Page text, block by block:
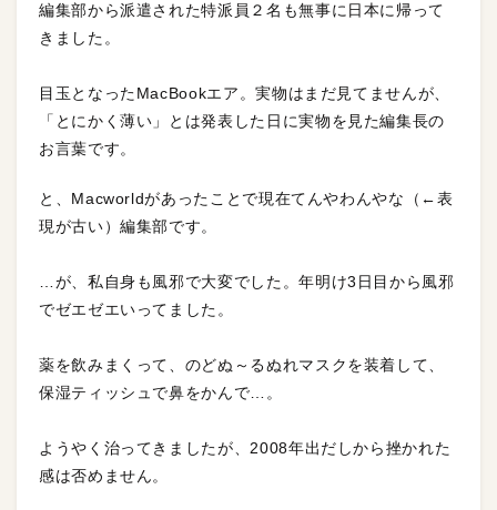
編集部から派遣された特派員２名も無事に日本に帰って
きました。
目玉となったMacBookエア。実物はまだ見てませんが、
「とにかく薄い」とは発表した日に実物を見た編集長の
お言葉です。
と、Macworldがあったことで現在てんやわんやな（←表
現が古い）編集部です。
…が、私自身も風邪で大変でした。年明け3日目から風邪
でゼエゼエいってました。
薬を飲みまくって、のどぬ～るぬれマスクを装着して、
保湿ティッシュで鼻をかんで…。
ようやく治ってきましたが、2008年出だしから挫かれた
感は否めません。